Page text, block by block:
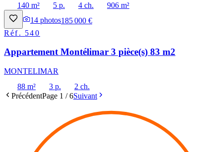
140 m²
5 p. 4 ch.
906 m²
14 photos185 000 €
Réf. 540
Appartement Montélimar 3 pièce(s) 83 m2
MONTELIMAR
88 m²
3 p.
2 ch.
PrécédentPage 1 /6Suivant